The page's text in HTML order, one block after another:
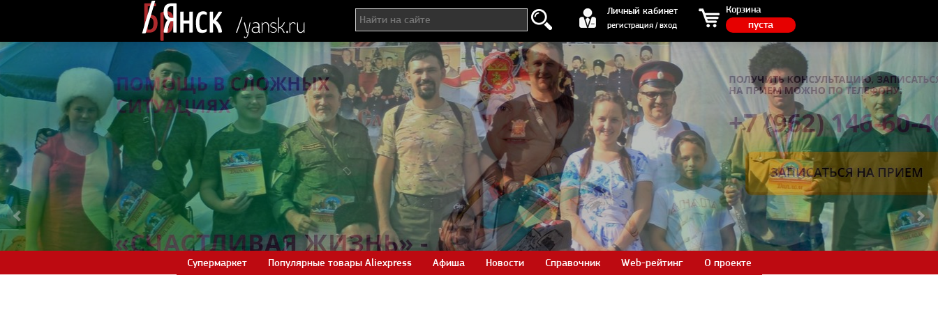
Личный кабинет
регистрация / вход
регистрация / вход Корзина
пуста
Супермаркет Популярные товары Aliexpress Афиша Новости Справочник Web-рейтинг О проекте